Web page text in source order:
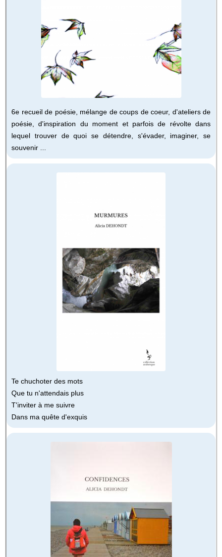
6e recueil de poésie, mélange de coups de coeur, d'ateliers de
poésie, d'inspiration du moment et parfois de révolte dans
lequel trouver de quoi se détendre, s'évader, imaginer, se
souvenir ...
Te chuchoter des mots
Que tu n'attendais plus
T'inviter à me suivre
Dans ma quête d'exquis